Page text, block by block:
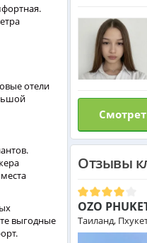
отели
выгодные
Отзывы
OZO
Таиланд,